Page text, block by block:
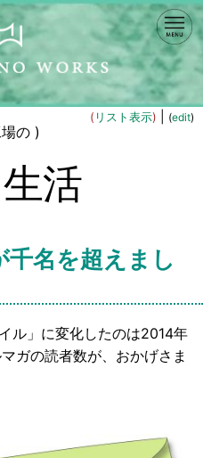
( リスト表示) (edit)
の )
活
千名を超えまし
ル」に変化したのは2014年
ガの読者数が、おかげさま